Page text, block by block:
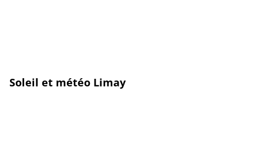
Soleil et météo Limay